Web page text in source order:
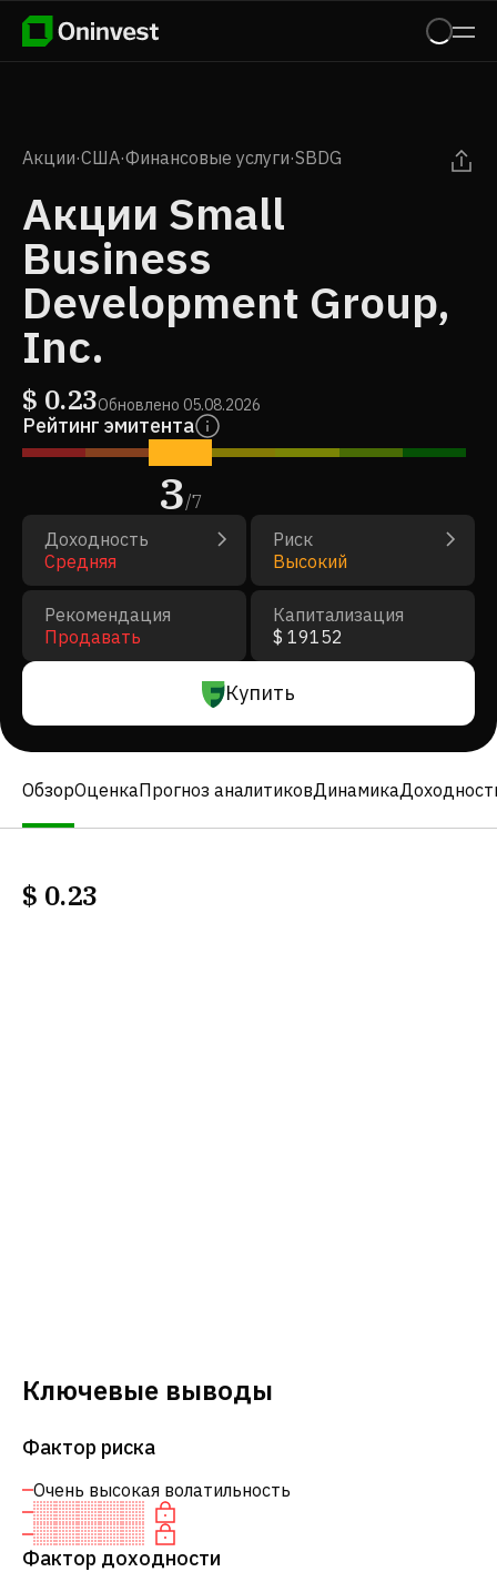
Акции·США·Финансовые услуги·SBDG
Акции Small
Business
Development Group,
Inc.
$ 0.23Обновлено 05.08.2026
Рейтинг эмитента
3/7
Доходность
Средняя
Риск
Высокий
Рекомендация
Продавать
Капитализация
$ 19152
Купить
ОбзорОценкаПрогноз аналитиковДинамика
$ 0.23
Ключевые выводы
Фактор риска
Очень высокая волатильность
Фактор доходности